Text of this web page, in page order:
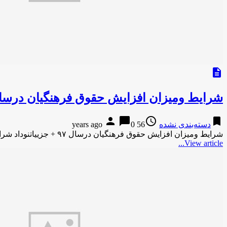
description
شرایط ومیزان افزایش حقوق فرهنگیان درسال ۹۷ +
bookmark دسته‌بندی نشده access_time
56 years ago
person chat_bubble0
شرایط ومیزان افزایش حقوق فرهنگیان درسال ۹۷ + جزییاتنوداد شرایط ومیزان افزایش حقوق فرهنگیان درسال ۹۷ + جزییات نودادشرایط ومیزان …
View article...